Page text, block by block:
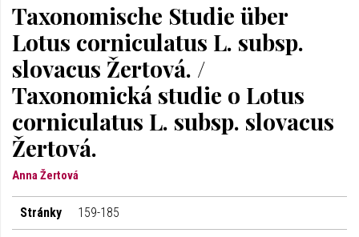
Taxonomische Studie über
Lotus corniculatus L. subsp.
slovacus Žertová. /
Taxonomická studie o Lotus
corniculatus L. subsp. slovacus
Žertová.
Anna Žertová
Stránky 159-185